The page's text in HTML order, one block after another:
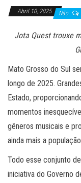
Abril 10, 2025 Não
Jota Quest trouxe
Mato Grosso do Sul
longo de 2025.
Estado,
momentos
gêneros musicais e
ainda mais a
Todo esse conjunto
iniciativa do Governo